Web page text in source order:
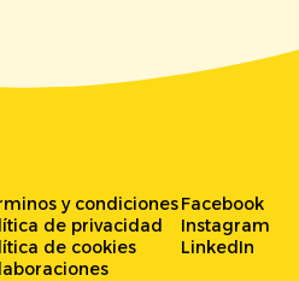
y condiciones
de privacidad
de cookies
Facebook
Instagram
LinkedIn